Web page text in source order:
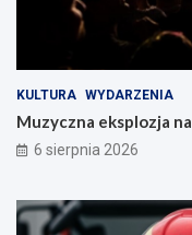
KULTURA WYDARZENIA
Muzyczna eksplozja
6 sierpnia 2026